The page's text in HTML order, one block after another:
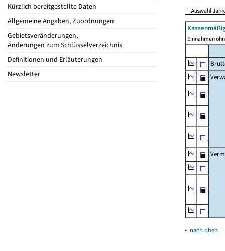
Kürzlich bereitgestellte Daten
Allgemeine Angaben, Zuordnungen
Gebietsveränderungen,
Änderungen zum Schlüsselverzeichnis
Definitionen und Erläuterungen
Newsletter
Einnahmen
▴ nach oben